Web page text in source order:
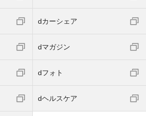
dカーシェア
dマガジン
dフォト
dヘルスケア